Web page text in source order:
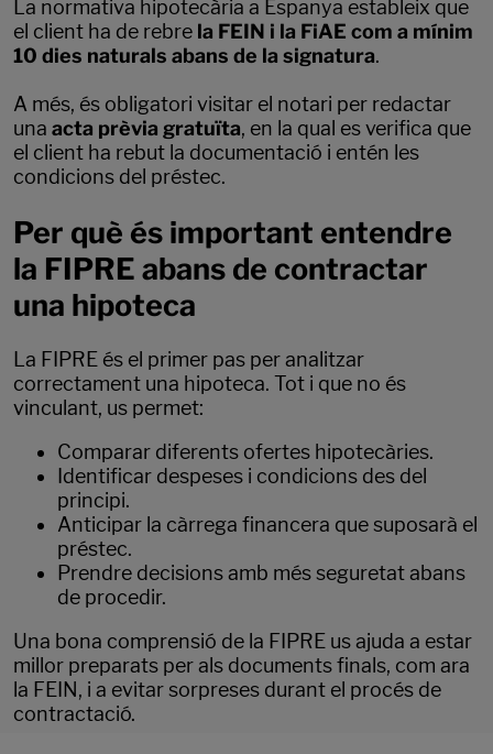
La normativa hipotecària a Espanya estableix que
el client ha de rebre la FEIN i la FiAE com a mínim
10 dies naturals abans de la signatura.
A més, és obligatori visitar el notari per redactar
una acta prèvia gratuïta, en la qual es verifica que
el client ha rebut la documentació i entén les
condicions del préstec.
Per què és important entendre
la FIPRE abans de contractar
una hipoteca
La FIPRE és el primer pas per analitzar
correctament una hipoteca. Tot i que no és
vinculant, us permet:
Comparar diferents ofertes hipotecàries.
Identificar despeses i condicions des del
principi.
Anticipar la càrrega financera que suposarà el
préstec.
Prendre decisions amb més seguretat abans
de procedir.
Una bona comprensió de la FIPRE us ajuda a estar
millor preparats per als documents finals, com ara
la FEIN, i a evitar sorpreses durant el procés de
contractació.